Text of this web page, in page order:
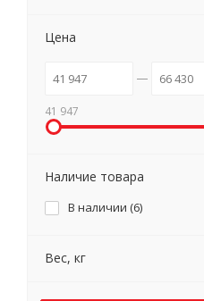
Цена
41 947
Наличие товара
В наличии (6)
Вес, кг